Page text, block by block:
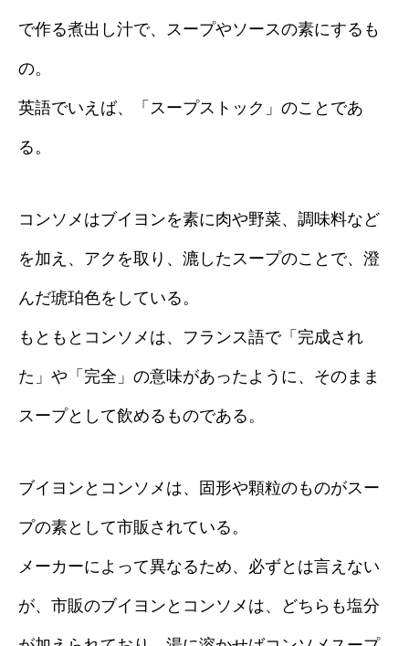
で作る煮出し汁で、スープやソースの素にするも
の。
英語でいえば、「スープストック」のことであ
る。
コンソメはブイヨンを素に肉や野菜、調味料など
を加え、アクを取り、漉したスープのことで、澄
んだ琥珀色をしている。
もともとコンソメは、フランス語で「完成され
た」や「完全」の意味があったように、そのまま
スープとして飲めるものである。
ブイヨンとコンソメは、固形や顆粒のものがスー
プの素として市販されている。
メーカーによって異なるため、必ずとは言えない
が、市販のブイヨンとコンソメは、どちらも塩分